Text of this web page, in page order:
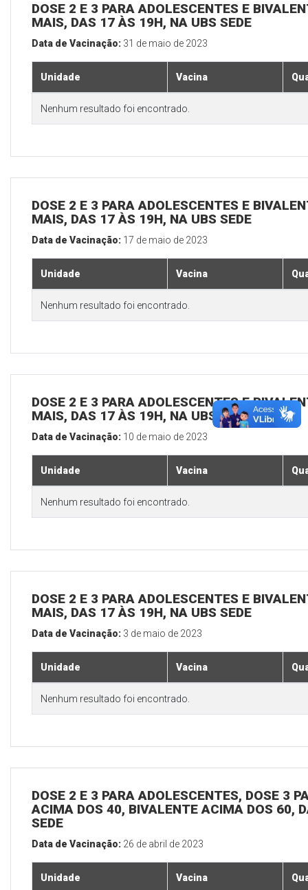
DOSE 2 E 3 PARA ADOLESCENTES E
MAIS, DAS 17 ÀS 19H, NA UBS SEDE
Data de Vacinação: 31 de maio de 2023
Unidade Vacina
Nenhum resultado foi encontrado.
DOSE 2 E 3 PARA ADOLESCENTES E
MAIS, DAS 17 ÀS 19H, NA UBS SEDE
Data de Vacinação: 17 de maio de 2023
Unidade Vacina
Nenhum resultado foi encontrado.
DOSE 2 E 3 PARA ADOLESCENTES E
MAIS, DAS 17 ÀS 19H, NA UBS SEDE
Data de Vacinação: 10 de maio de 2023
Unidade Vacina
Nenhum resultado foi encontrado.
DOSE 2 E 3 PARA ADOLESCENTES E
MAIS, DAS 17 ÀS 19H, NA UBS SEDE
Data de Vacinação: 3 de maio de 2023
Unidade Vacina
Nenhum resultado foi encontrado.
DOSE 2 E 3 PARA ADOLESCENTES, DOSE 3
ACIMA DOS 40, BIVALENTE ACIMA DOS 60,
SEDE
Data de Vacinação: 26 de abril de 2023
Unidade Vacina